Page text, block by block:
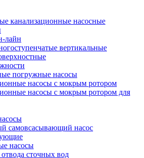
канализационные насосные
лайн
вертикальные
погружные насосы
насосы с мокрым ротором
насосы с мокрым ротором для
самовсасывающий насос
насосы
сточных вод